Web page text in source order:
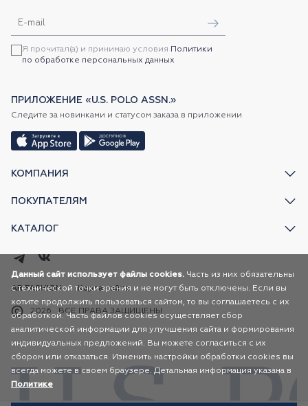
КОМПАНИЯ
ПОКУПАТЕЛЯМ
КАТАЛОГ
Я прочитал(а) и принимаю условия Политики
по обработке персональных данных
ПРИЛОЖЕНИЕ «U.S. POLO ASSN.»
Следите за новинками и статусом заказа в приложении
2026 ВСЕ ПРАВА ЗАЩИЩЕНЫ
AR FASHION Карта сайта
Данный сайт использует файлы cookies. Часть из них обязательны
с технической точки зрения и не могут быть отключены. Если вы
хотите продолжить пользоваться сайтом, то вы соглашаетесь с их
обработкой. Часть файлов cookies осуществляет сбор
аналитической информации для улучшения сайта и формирования
индивидуальных предложений. Вы можете согласиться с их
сбором или отказаться. Изменить настройки обработки cookies вы
всегда можете в своем браузере. Детальная информация указана в
Политике